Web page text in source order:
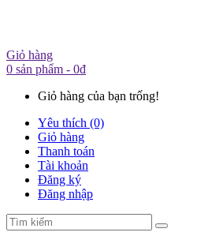
Giỏ hàng
0 sản phẩm - 0đ
Giỏ hàng của bạn trống!
Yêu thích (0)
Giỏ hàng
Thanh toán
Tài khoản
Đăng ký
Đăng nhập